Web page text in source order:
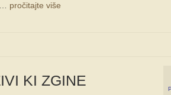
pročitajte više
KI ZGINE